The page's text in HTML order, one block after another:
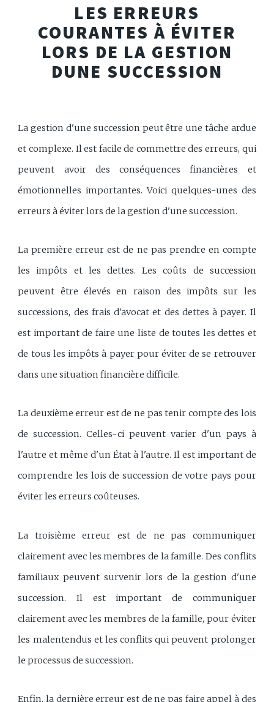
LES ERREURS
COURANTES À ÉVITER
LORS DE LA GESTION
DUNE SUCCESSION
La gestion d'une succession peut être une tâche ardue
et complexe. Il est facile de commettre des erreurs, qui
peuvent avoir des conséquences financières et
émotionnelles importantes. Voici quelques-unes des
erreurs à éviter lors de la gestion d'une succession.
La première erreur est de ne pas prendre en compte
les impôts et les dettes. Les coûts de succession
peuvent être élevés en raison des impôts sur les
successions, des frais d'avocat et des dettes à payer. Il
est important de faire une liste de toutes les dettes et
de tous les impôts à payer pour éviter de se retrouver
dans une situation financière difficile.
La deuxième erreur est de ne pas tenir compte des lois
de succession. Celles-ci peuvent varier d'un pays à
l'autre et même d'un État à l'autre. Il est important de
comprendre les lois de succession de votre pays pour
éviter les erreurs coûteuses.
La troisième erreur est de ne pas communiquer
clairement avec les membres de la famille. Des conflits
familiaux peuvent survenir lors de la gestion d'une
succession. Il est important de communiquer
clairement avec les membres de la famille, pour éviter
les malentendus et les conflits qui peuvent prolonger
le processus de succession.
Enfin, la dernière erreur est de ne pas faire appel à des